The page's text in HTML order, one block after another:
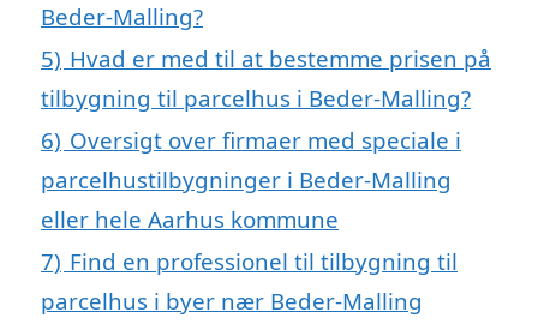
Beder-Malling?
5) Hvad er med til at bestemme prisen på
tilbygning til parcelhus i Beder-Malling?
6) Oversigt over firmaer med speciale i
parcelhustilbygninger i Beder-Malling
eller hele Aarhus kommune
7) Find en professionel til tilbygning til
parcelhus i byer nær Beder-Malling